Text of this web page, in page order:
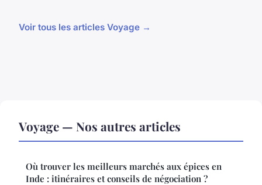
Voir tous les articles Voyage →
Voyage — Nos autres articles
Où trouver les meilleurs marchés aux épices en
Inde : itinéraires et conseils de négociation ?